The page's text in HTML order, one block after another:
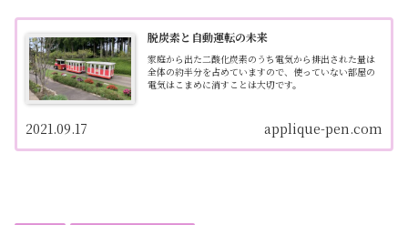
脱炭素と自動運転の未来
家庭から出た二酸化炭素のうち電気から排出された量は
全体の約半分を占めていますので、使っていない部屋の
電気はこまめに消すことは大切です。
applique-pen.com
2021.09.17